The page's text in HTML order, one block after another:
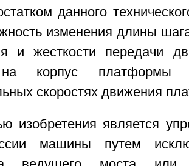
данного
изменения длины
и жесткости передачи
корпус платформы
скоростях движения
изобретения является
машины путем